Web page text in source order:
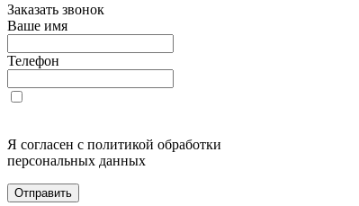
Заказать звонок
Ваше имя
Телефон
Я согласен с политикой обработки
персональных данных
Отправить